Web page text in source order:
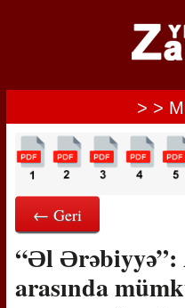
> >
← Geri
“Əl Ərəbiyyə”:
arasında